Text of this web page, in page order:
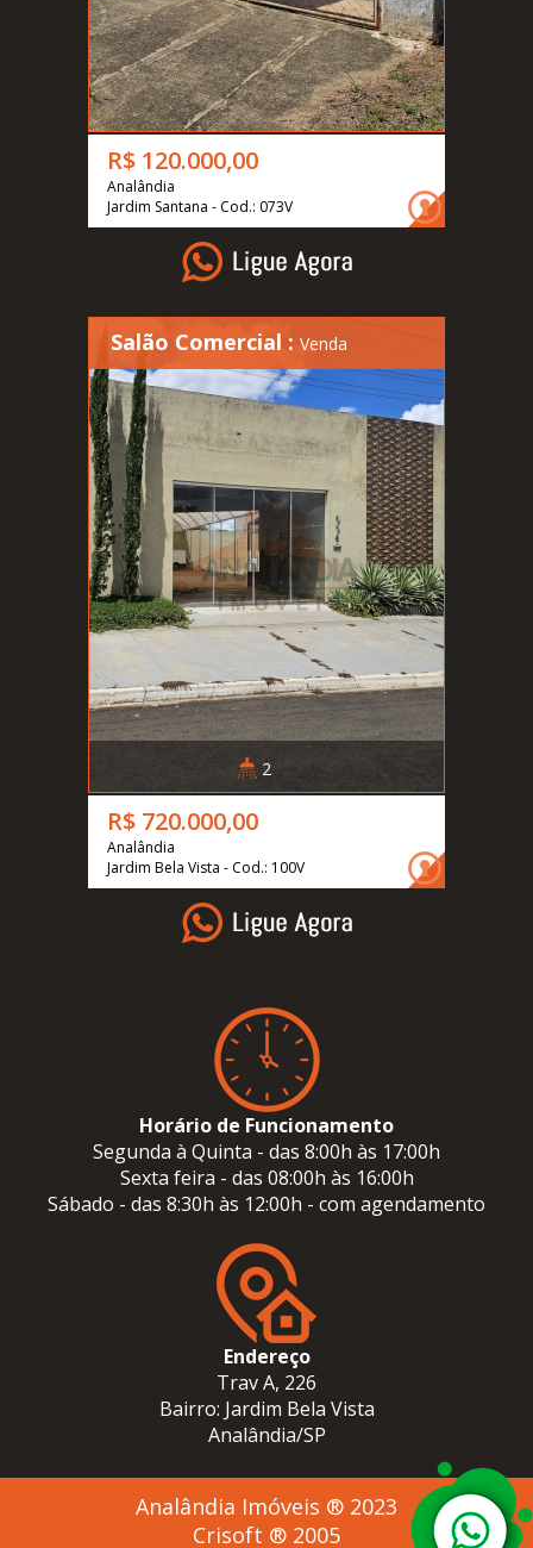
R$ 120.000,00
Analândia
Jardim Santana - Cod.: 073V
Salão Comercial : Venda
2
R$ 720.000,00
Analândia
Jardim Bela Vista - Cod.: 100V
Horário de Funcionamento
Segunda à Quinta - das 8:00h às 17:00h
Sexta feira - das 08:00h às 16:00h
Sábado - das 8:30h às 12:00h - com agendamento
Endereço
Trav A, 226
Bairro: Jardim Bela Vista
Analândia/SP
Analândia Imóveis ® 2023
Crisoft ® 2005